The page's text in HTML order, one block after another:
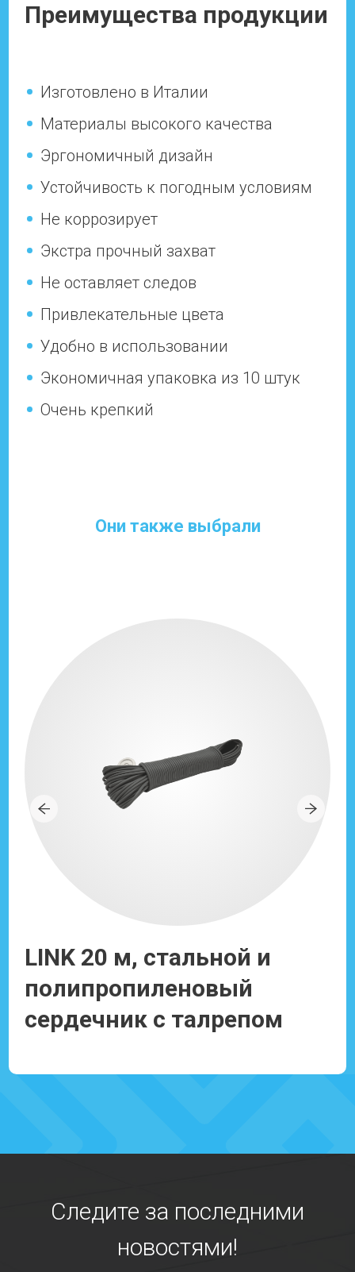
Преимущества продукции
Изготовлено в Италии
Материалы высокого качества
Эргономичный дизайн
Устойчивость к погодным условиям
Не коррозирует
Экстра прочный захват
Не оставляет следов
Привлекательные цвета
Удобно в использовании
Экономичная упаковка из 10 штук
Очень крепкий
Они также выбрали
LINK 20 м, стальной и
полипропиленовый
сердечник с талрепом
Следите за последними
новостями!